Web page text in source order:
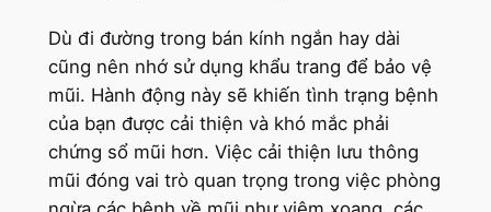
Dù đi đường trong bán kính ngắn hay dài
cũng nên nhớ sử dụng khẩu trang để bảo vệ
mũi. Hành động này sẽ khiến tình trạng bệnh
của bạn được cải thiện và khó mắc phải
chứng sổ mũi hơn. Việc cải thiện lưu thông
mũi đóng vai trò quan trọng trong việc phòng